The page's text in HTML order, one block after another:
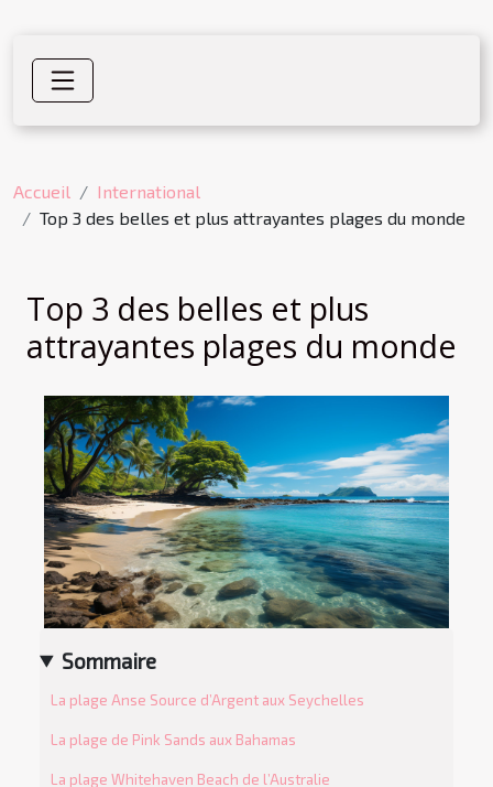
Accueil
International
Top 3 des belles et plus attrayantes plages du monde
Top 3 des belles et plus
attrayantes plages du monde
Sommaire
La plage Anse Source d’Argent aux Seychelles
La plage de Pink Sands aux Bahamas
La plage Whitehaven Beach de l’Australie